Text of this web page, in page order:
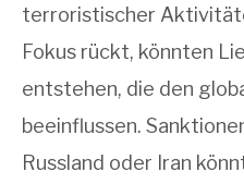
terroristischer
Fokus rückt, könnten
entstehen, die den
beeinflussen.
Russland oder Iran